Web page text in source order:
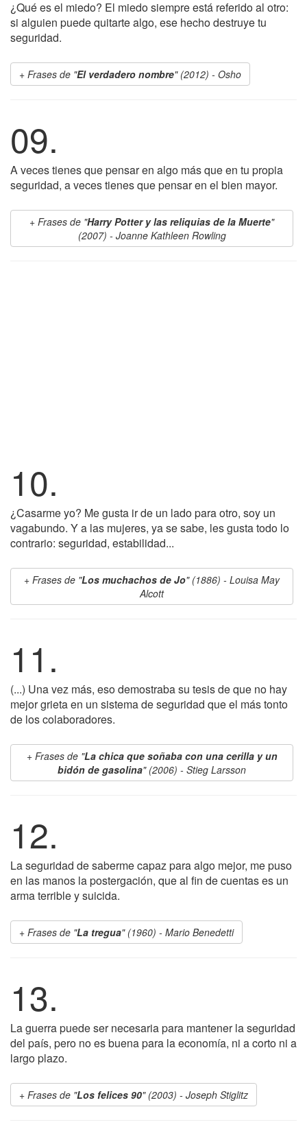
¿Qué es el miedo? El miedo siempre está referido al otro:
si alguien puede quitarte algo, ese hecho destruye tu
seguridad.
Frases de "El verdadero nombre" (2012) - Osho
09.
A veces tienes que pensar en algo más que en tu propia
seguridad, a veces tienes que pensar en el bien mayor.
Frases de "Harry Potter y las reliquias de la Muerte"
(2007) - Joanne Kathleen Rowling
10.
¿Casarme yo? Me gusta ir de un lado para otro, soy un
vagabundo. Y a las mujeres, ya se sabe, les gusta todo lo
contrario: seguridad, estabilidad...
Frases de "Los muchachos de Jo" (1886) - Louisa May
Alcott
11.
(...) Una vez más, eso demostraba su tesis de que no hay
mejor grieta en un sistema de seguridad que el más tonto
de los colaboradores.
Frases de "La chica que soñaba con una cerilla y un
bidón de gasolina" (2006) - Stieg Larsson
12.
La seguridad de saberme capaz para algo mejor, me puso
en las manos la postergación, que al fin de cuentas es un
arma terrible y suicida.
Frases de "La tregua" (1960) - Mario Benedetti
13.
La guerra puede ser necesaria para mantener la seguridad
del país, pero no es buena para la economía, ni a corto ni a
largo plazo.
Frases de "Los felices 90" (2003) - Joseph Stiglitz